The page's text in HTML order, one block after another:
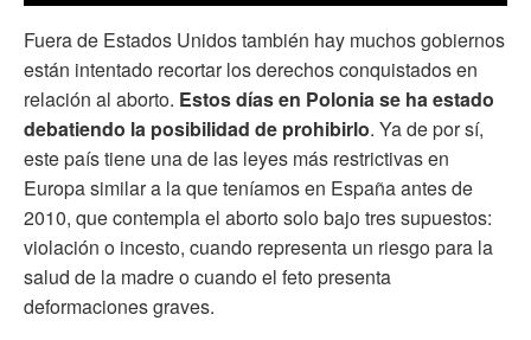
Fuera de Estados Unidos también hay muchos gobiernos
están intentado recortar los derechos conquistados en
relación al aborto. Estos días en Polonia se ha estado
debatiendo la posibilidad de prohibirlo. Ya de por sí,
este país tiene una de las leyes más restrictivas en
Europa similar a la que teníamos en España antes de
2010, que contempla el aborto solo bajo tres supuestos:
violación o incesto, cuando representa un riesgo para la
salud de la madre o cuando el feto presenta
deformaciones graves.